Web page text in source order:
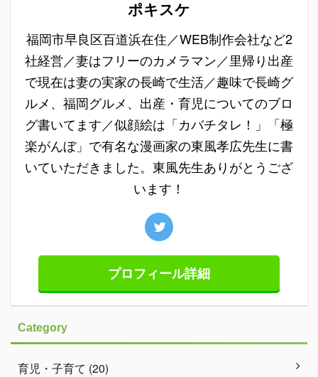
ポキスケ
福岡市早良区百道浜在住／WEB制作会社など2
社経営／妻はフリーのカメラマン／里帰り出産
で現在は妻の実家の長崎で生活／趣味で長崎グ
ルメ、福岡グルメ、出産・育児についてのブロ
グ書いてます／似顔絵は「カバチタレ！」「極
楽がんぼ」で有名な漫画家の東風孝広先生に書
いていただきました。東風先生ありがとうござ
います！
プロフィール詳細
Category
育児・子育て (20)